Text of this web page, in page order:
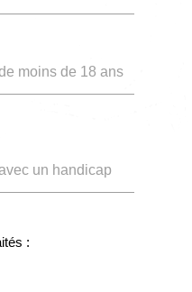
moins de 18 ans
un handicap
: